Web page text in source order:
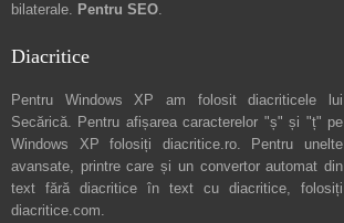
bilaterale. Pentru SEO.
Diacritice
Pentru Windows XP am folosit diacriticele lui
Secărică. Pentru afișarea caracterelor "ș" și "ț" pe
Windows XP folosiți diacritice.ro. Pentru unelte
avansate, printre care și un convertor automat din
text fără diacritice în text cu diacritice, folosiți
diacritice.com.